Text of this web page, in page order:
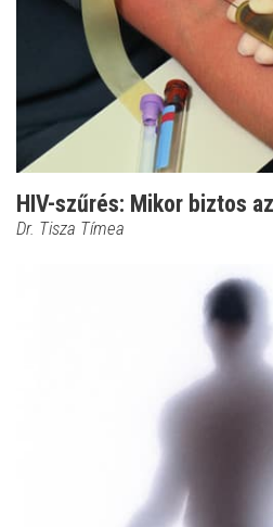
HIV-szűrés: Mikor biztos
Dr. Tisza Tímea